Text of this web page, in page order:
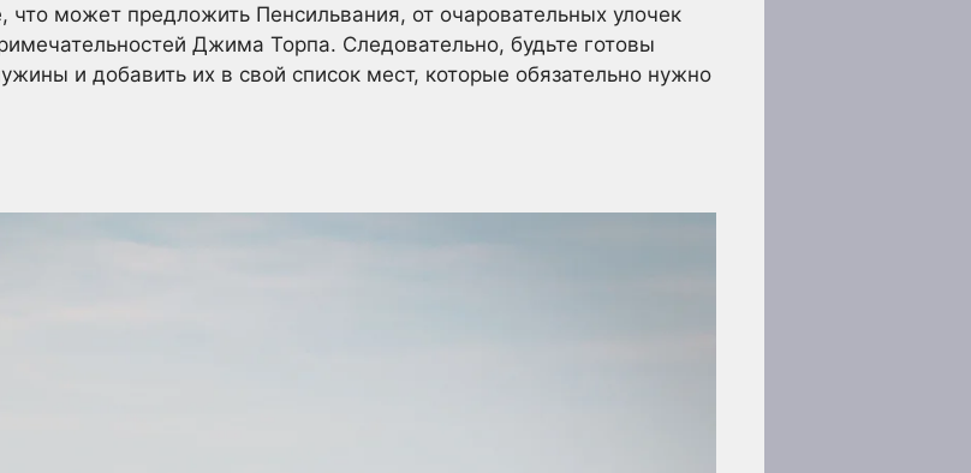
что может предложить Пенсильвания, от очаровательных улочек
Джима Торпа. Следовательно, будьте готовы
и добавить их в свой список мест, которые обязательно нужно